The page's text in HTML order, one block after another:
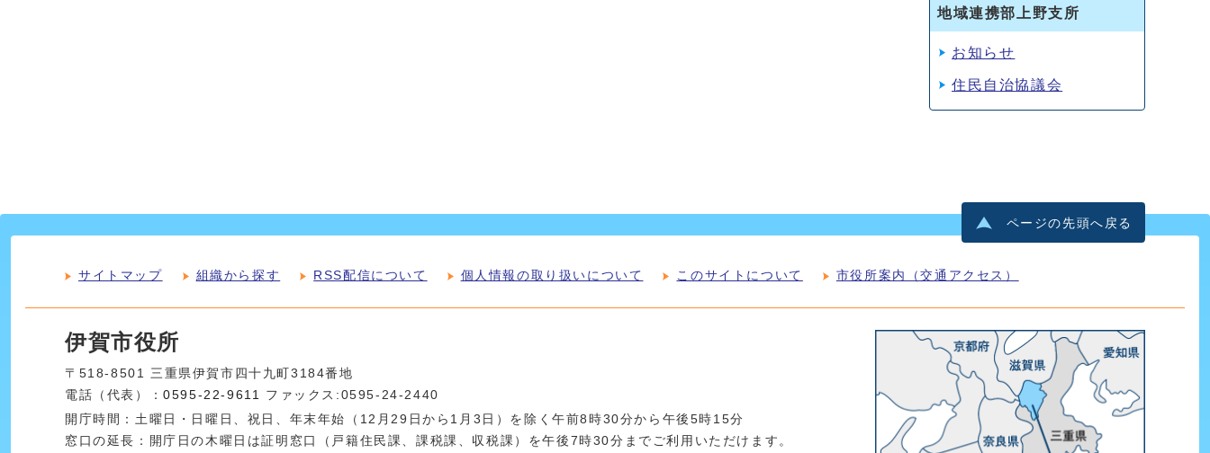
地域連携部上野支所
お知らせ
住民自治協議会
ページの先頭へ戻る
サイトマップ 組織から探す RSS配信について 個人情報の取り扱いについて このサイトについて 市役所案内（交通アクセス）
伊賀市役所
〒518-8501 三重県伊賀市四十九町3184番地
電話（代表）：0595-22-9611 ファックス:0595-24-2440
開庁時間：土曜日・日曜日、祝日、年末年始（12月29日から1月3日）を除く午前8時30分から午後5時15分
窓口の延長：開庁日の木曜日は証明窓口（戸籍住民課、課税課、収税課）を午後7時30分までご利用いただけます。